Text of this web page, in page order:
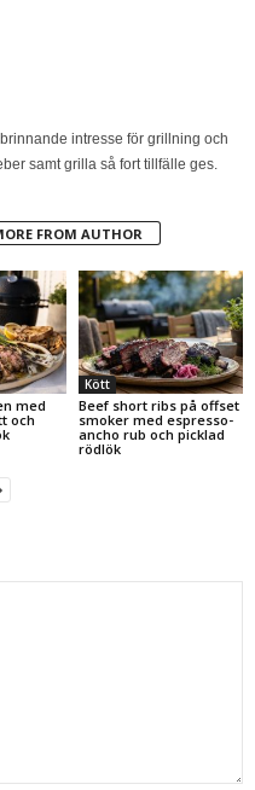
intresse för grillning och
samt grilla så fort tillfälle ges.
FROM AUTHOR
med
och
Kött
Beef short ribs på offset
smoker med espresso-
ancho rub och picklad
rödlök